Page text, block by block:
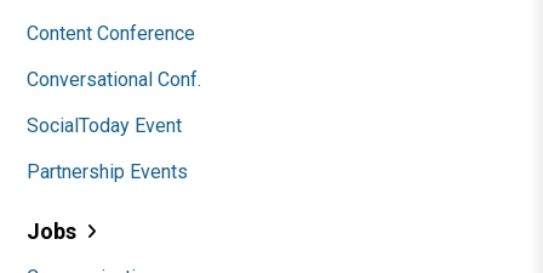
Content Conference
Conversational Conf.
SocialToday Event
Partnership Events
Jobs